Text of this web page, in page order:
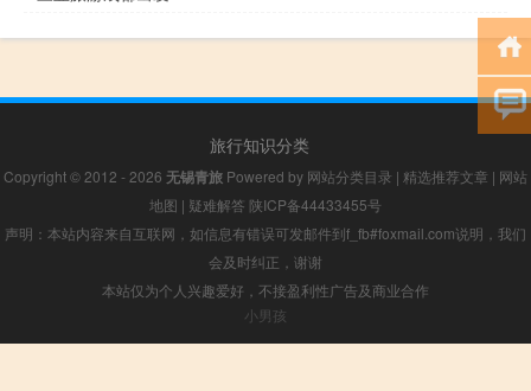
旅行知识分类
Copyright © 2012 - 2026 无锡青旅 Powered by 网站分类目录 | 精选推荐文章 | 网站
地图 | 疑难解答 陕ICP备44433455号
声明：本站内容来自互联网，如信息有错误可发邮件到f_fb#foxmail.com说明，我们
会及时纠正，谢谢
本站仅为个人兴趣爱好，不接盈利性广告及商业合作
小男孩